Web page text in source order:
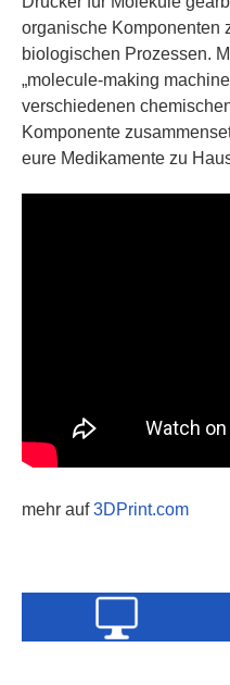
organische Komponenten
biologischen Prozessen.
„molecule-making
verschiedenen
Komponente
eure Medikamente zu
mehr auf3DPrint.com